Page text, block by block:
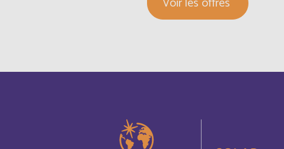
Français Canada
Inglés China
Inglés